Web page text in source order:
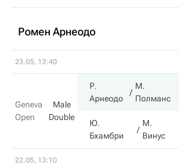
Ромен Арнеодо
23.05, 13:40
Geneva
Open
Male
Double
Р.
Арнеодо
М.
Полманс
Ю.
Бхамбри
М.
Винус
22.05, 13:10